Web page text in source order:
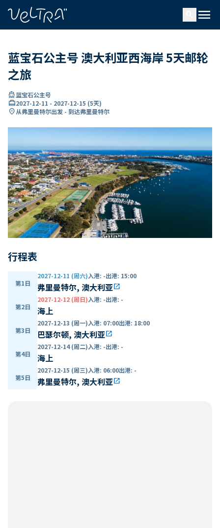
menu
蓝宝石公主号 澳大利亚西海岸 5天邮轮
之旅
directions_boat蓝宝石公主号
card_travel2027-12-11 - 2027-12-15 (5天)
location_on从弗里曼特尔出发 - 到达弗里曼特尔
行程表
第1日
2027-12-11 (周六)入港: -出港: 15:00
弗里曼特尔, 澳大利亚open_in_new
第2日
2027-12-12 (周日)入港: -出港: -
海上
第3日
2027-12-13 (周一)入港: 07:00出港: 18:00
巴瑟尔顿, 澳大利亚open_in_new
第4日
2027-12-14 (周二)入港: -出港: -
海上
第5日
2027-12-15 (周三)入港: 06:00出港: -
弗里曼特尔, 澳大利亚open_in_new